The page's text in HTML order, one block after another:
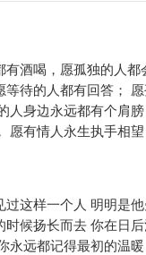
有酒喝，愿孤独的人都
等待的人都有回答；
人身边永远都有个肩
愿有情人永生执手相望
过这样一个人 明明是
时候扬长而去 你在日
永远都记得最初的温